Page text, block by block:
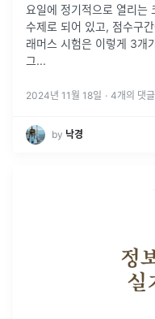
요일에 정기적으로 열리는
수제로 되어 있고, 점수구
래머스 시험은 이렇게 3개
그...
2024년 11월 18일 · 4개의 댓글
by 낙경